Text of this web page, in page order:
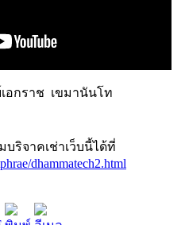
อกราช เขมานันโท
ริจาคเช่าเว็บนี้ได้ที่
dhammatech2.html